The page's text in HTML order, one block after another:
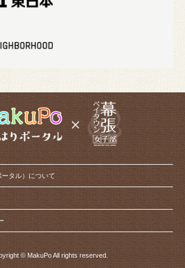
タル）について
© MakuPo All rights reserved.